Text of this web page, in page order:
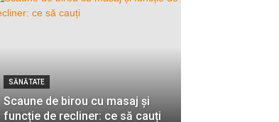
SĂNĂTATE
Scaune de birou cu masaj și
funcție de recliner: ce să cauți